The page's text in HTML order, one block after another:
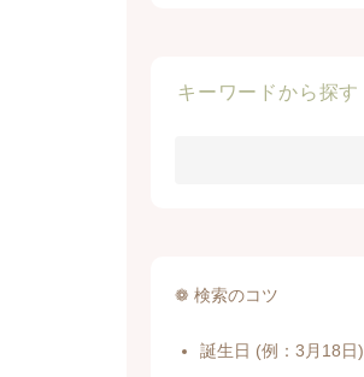
キーワードから探す
❁ 検索のコツ
誕生日 (例：3月18日)